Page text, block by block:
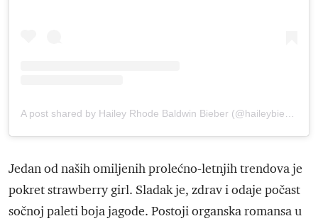
A post shared by Hailey Rhode Baldwin Bieber (@haileybieber)
Jedan od naših omiljenih prolećno-letnjih trendova je
pokret strawberry girl. Sladak je, zdrav i odaje počast
sočnoj paleti boja jagode. Postoji organska romansa u